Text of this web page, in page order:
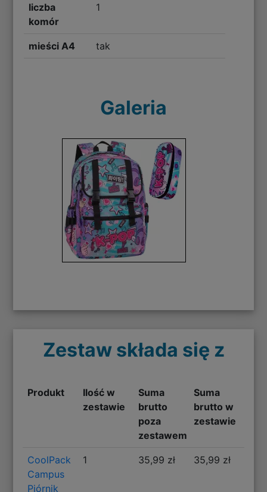
liczba
komór
1
mieści A4 tak
Galeria
Zestaw składa się z
Produkt
Ilość w
zestawie
Suma
brutto
poza
zestawem
Suma
brutto w
zestawie
CoolPack
Campus
Piórnik
1 35,99 zł 35,99 zł